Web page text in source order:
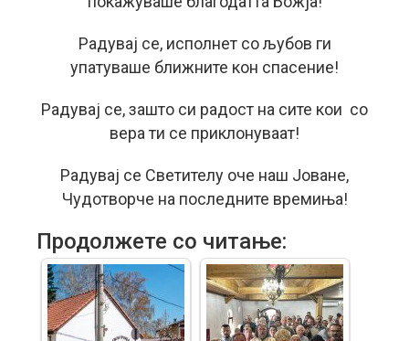
Радувај се, исполнет со љубов ги
упатуваше ближните кон спасение!
Радувај се, зашто си радост на сите кои со
вера ти се приклонуваат!
Радувај се Светителу оче наш Јоване,
Чудотворче на последните времиња!
Продолжете со читање: